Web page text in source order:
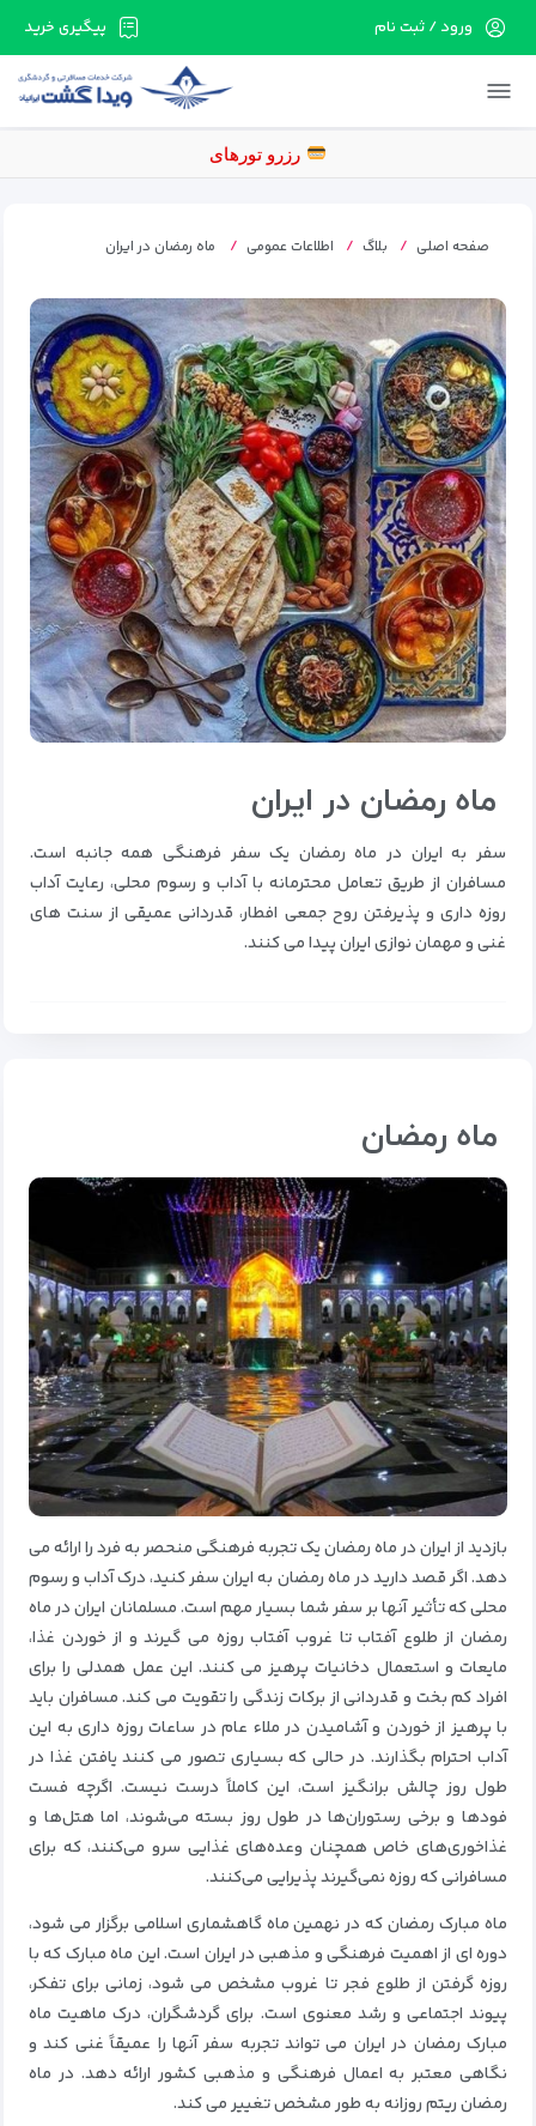
در حال حاضر ارتباط با سرور قطع می باشد لطفا
ر
پیگیری خرید ورود / ثبت نام
صفحه اصلی بلاگ اطلاعات عمومی ماه رمضان در ایران
ماه رمضان در ایران
سفر به ایران در ماه رمضان یک سفر فرهنگی همه جانبه است.
مسافران از طریق تعامل محترمانه با آداب و رسوم محلی، رعایت آداب
روزه داری و پذیرفتن روح جمعی افطار، قدردانی عمیقی از سنت های
غنی و مهمان نوازی ایران پیدا می کنند.
ماه رمضان
بازدید از ایران در ماه رمضان یک تجربه فرهنگی منحصر به فرد را ارائه می
دهد.اگر قصد دارید در ماه رمضان به ایران سفر کنید، درک آداب و رسوم
محلی که تأثیر آنها بر سفر شما بسیار مهم است.مسلمانان ایران در ماه
رمضان از طلوع آفتاب تا غروب آفتاب روزه می گیرند و از خوردن غذا،
مایعات و استعمال دخانیات پرهیز می کنند. این عمل همدلی را برای
افراد کم بخت و قدردانی از برکات زندگی را تقویت می کند. مسافران باید
با پرهیز از خوردن و آشامیدن در ملاء عام در ساعات روزه داری به این
آداب احترام بگذارند. در حالی که بسیاری تصور می کنند یافتن غذا در
طول روز چالش برانگیز است، این کاملاً درست نیست. اگرچه فست
فودها و برخی رستوران‌ها در طول روز بسته می‌شوند، اما هتل‌ها و
غذاخوری‌های خاص همچنان وعده‌های غذایی سرو می‌کنند، که برای
مسافرانی که روزه نمی‌گیرند پذیرایی می‌کنند.
ماه مبارک رمضان که در نهمین ماه گاهشماری اسلامی برگزار می شود،
دوره ای از اهمیت فرهنگی و مذهبی در ایران است.این ماه مبارک که با
روزه گرفتن از طلوع فجر تا غروب مشخص می شود، زمانی برای تفکر،
پیوند اجتماعی و رشد معنوی است. برای گردشگران، درک ماهیت ماه
مبارک رمضان در ایران می تواند تجربه سفر آنها را عمیقاً غنی کند و
نگاهی معتبر به اعمال فرهنگی و مذهبی کشور ارائه دهد. در ماه
رمضان ریتم روزانه به طور مشخص تغییر می کند.